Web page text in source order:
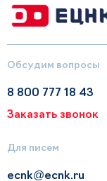
Обсудим вопросы
8 800 777 18 43
Заказать звонок
Для писем
ecnk@ecnk.ru